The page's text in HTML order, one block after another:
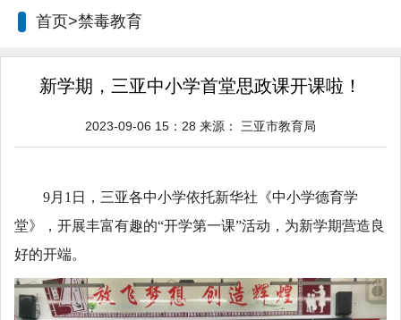
首页>禁毒教育
新学期，三亚中小学首堂思政课开课啦！
2023-09-06 15：28 来源： 三亚市教育局
9月1日，三亚各中小学依托新华社《中小学德育学
堂》，开展丰富有趣的“开学第一课”活动，为新学期营造良
好的开端。